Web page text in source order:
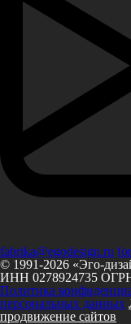
fabrika@egodesign.ru
© 1991-2026 «Эго-
ИНН 0278924735
Политика
персональных данных
продвижение сайтов